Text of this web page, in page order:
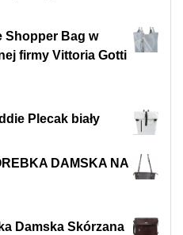
Shopper Bag w
firmy Vittoria Gotti
Plecak biały
DAMSKA NA
Damska Skórzana